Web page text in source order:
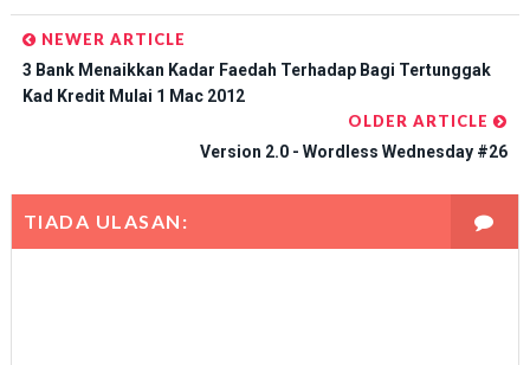
NEWER ARTICLE
3 Bank Menaikkan Kadar Faedah Terhadap Bagi Tertunggak
Kad Kredit Mulai 1 Mac 2012
OLDER ARTICLE
Version 2.0 - Wordless Wednesday #26
TIADA ULASAN: